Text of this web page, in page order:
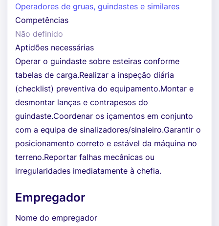
Operadores de gruas, guindastes e similares
Competências
Não definido
Aptidões necessárias
Operar o guindaste sobre esteiras conforme
tabelas de carga.Realizar a inspeção diária
(checklist) preventiva do equipamento.Montar e
desmontar lanças e contrapesos do
guindaste.Coordenar os içamentos em conjunto
com a equipa de sinalizadores/sinaleiro.Garantir o
posicionamento correto e estável da máquina no
terreno.Reportar falhas mecânicas ou
irregularidades imediatamente à chefia.
Empregador
Nome do empregador